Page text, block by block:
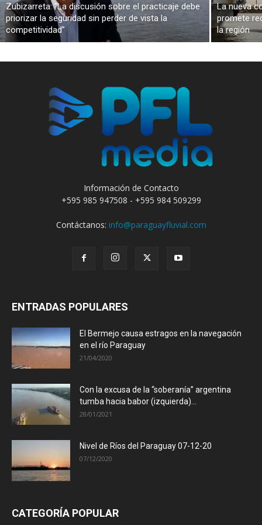
Zubizarreta: “La discusión sobre el practicaje debe
priorizar la seguridad sin perder de vista la
competitividad”
La nueva
promete
la región
Información de Contacto
+595 985 947508 - +595 984 509299
Contáctanos: info@paraguayfluvial.com
ENTRADAS POPULARES
El Bermejo causa estragos en la navegación
en el río Paraguay
21/04/2020
Con la excusa de la “soberanía” argentina
tumba hacia babor (izquierda)...
28/01/2021
Nivel de Ríos del Paraguay 07-12-20
07/12/2020
CATEGORÍA POPULAR